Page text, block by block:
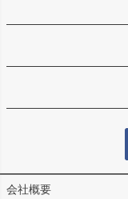
会社概要